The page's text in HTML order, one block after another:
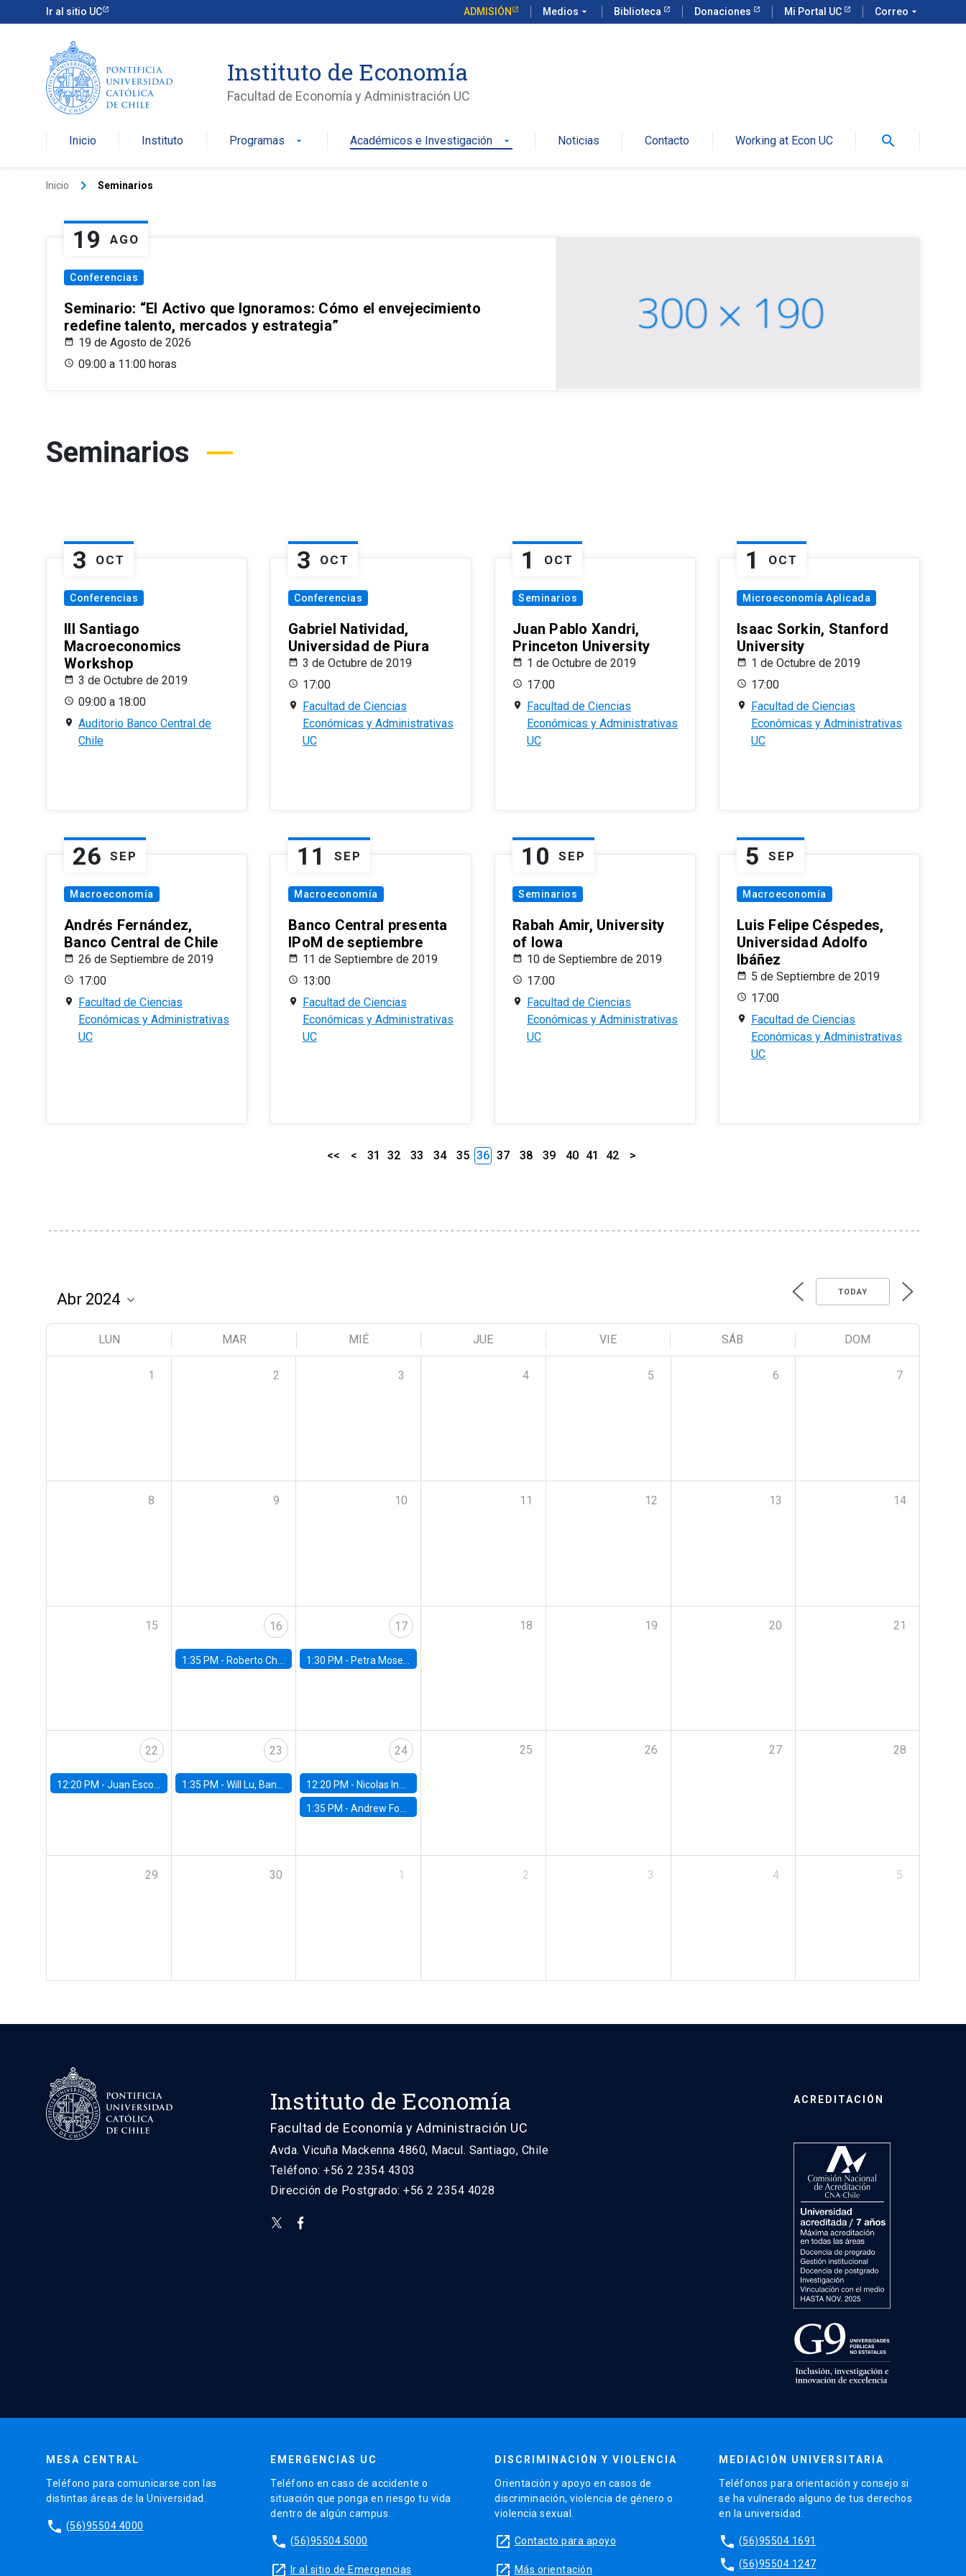
Ir al sitio UC ADMISIÓN Medios arrow_drop_down Biblioteca Donaciones Mi Portal UC Correo arrow_drop_down
Instituto de Economía
Facultad de Economía y Administración UC
Inicio Instituto Programas arrow_drop_down Académicos e Investigación arrow_drop_down Noticias Contacto Working at Econ UC search
Inicio keyboard_arrow_right Seminarios
19 AGO
Conferencias
Seminario: “El Activo que Ignoramos: Cómo el envejecimiento
redefine talento, mercados y estrategia”
19 de Agosto de 2026
09:00 a 11:00 horas
Seminarios
3 OCT
Conferencias
III Santiago
Macroeconomics
Workshop
3 de Octubre de 2019
09:00 a 18:00
Auditorio Banco Central de
Chile
3 OCT
Conferencias
Gabriel Natividad,
Universidad de Piura
3 de Octubre de 2019
17:00
Facultad de Ciencias
Económicas y Administrativas
UC
1 OCT
Seminarios
Juan Pablo Xandri,
Princeton University
1 de Octubre de 2019
17:00
Facultad de Ciencias
Económicas y Administrativas
UC
1 OCT
Microeconomía Aplicada
Isaac Sorkin, Stanford
University
1 de Octubre de 2019
17:00
Facultad de Ciencias
Económicas y Administrativas
UC
26 SEP
Macroeconomía
Andrés Fernández,
Banco Central de Chile
26 de Septiembre de 2019
17:00
Facultad de Ciencias
Económicas y Administrativas
UC
11 SEP
Macroeconomía
Banco Central presenta
IPoM de septiembre
11 de Septiembre de 2019
13:00
Facultad de Ciencias
Económicas y Administrativas
UC
10 SEP
Seminarios
Rabah Amir, University
of Iowa
10 de Septiembre de 2019
17:00
Facultad de Ciencias
Económicas y Administrativas
UC
5 SEP
Macroeconomía
Luis Felipe Céspedes,
Universidad Adolfo
Ibáñez
5 de Septiembre de 2019
17:00
Facultad de Ciencias
Económicas y Administrativas
UC
<< < 31 32 33 34 35 36 37 38 39 40 41 42 >
TODAY
LUN MAR MIÉ JUE VIE SÁB DOM
1 2 3 4 5 6 7
8 9 10 11 12 13 14
15 16
1:35 PM - Roberto Chang, Rutgers University
17
1:30 PM - Petra Moser, NYU Stern
18 19 20 21
22
12:20 PM - Juan Escobar, Universidad de Chile
23
1:35 PM - Will Lu, Banco Central de Chile
24
12:20 PM - Nicolas Inostroza, Rotman School of Management, University of Toronto
1:35 PM -Andrew Foster, Brown University
25 26 27 28
29 30 1 2 3 4 5
Instituto de Economía
Facultad de Economía y Administración UC
Avda. Vicuña Mackenna 4860, Macul. Santiago, Chile
Teléfono: +56 2 2354 4303
Dirección de Postgrado: +56 2 2354 4028
ACREDITACIÓN
MESA CENTRAL
Teléfono para comunicarse con las
distintas áreas de la Universidad.
phone (56)95504 4000
EMERGENCIAS UC
Teléfono en caso de accidente o
situación que ponga en riesgo tu vida
dentro de algún campus.
phone (56)95504 5000
launch Ir al sitio de Emergencias
DISCRIMINACIÓN Y VIOLENCIA
Orientación y apoyo en casos de
discriminación, violencia de género o
violencia sexual.
launch Contacto para apoyo
launch Más orientación
MEDIACIÓN UNIVERSITARIA
Teléfonos para orientación y consejo si
se ha vulnerado alguno de tus derechos
en la universidad.
phone (56)95504 1691
phone (56)95504 1247